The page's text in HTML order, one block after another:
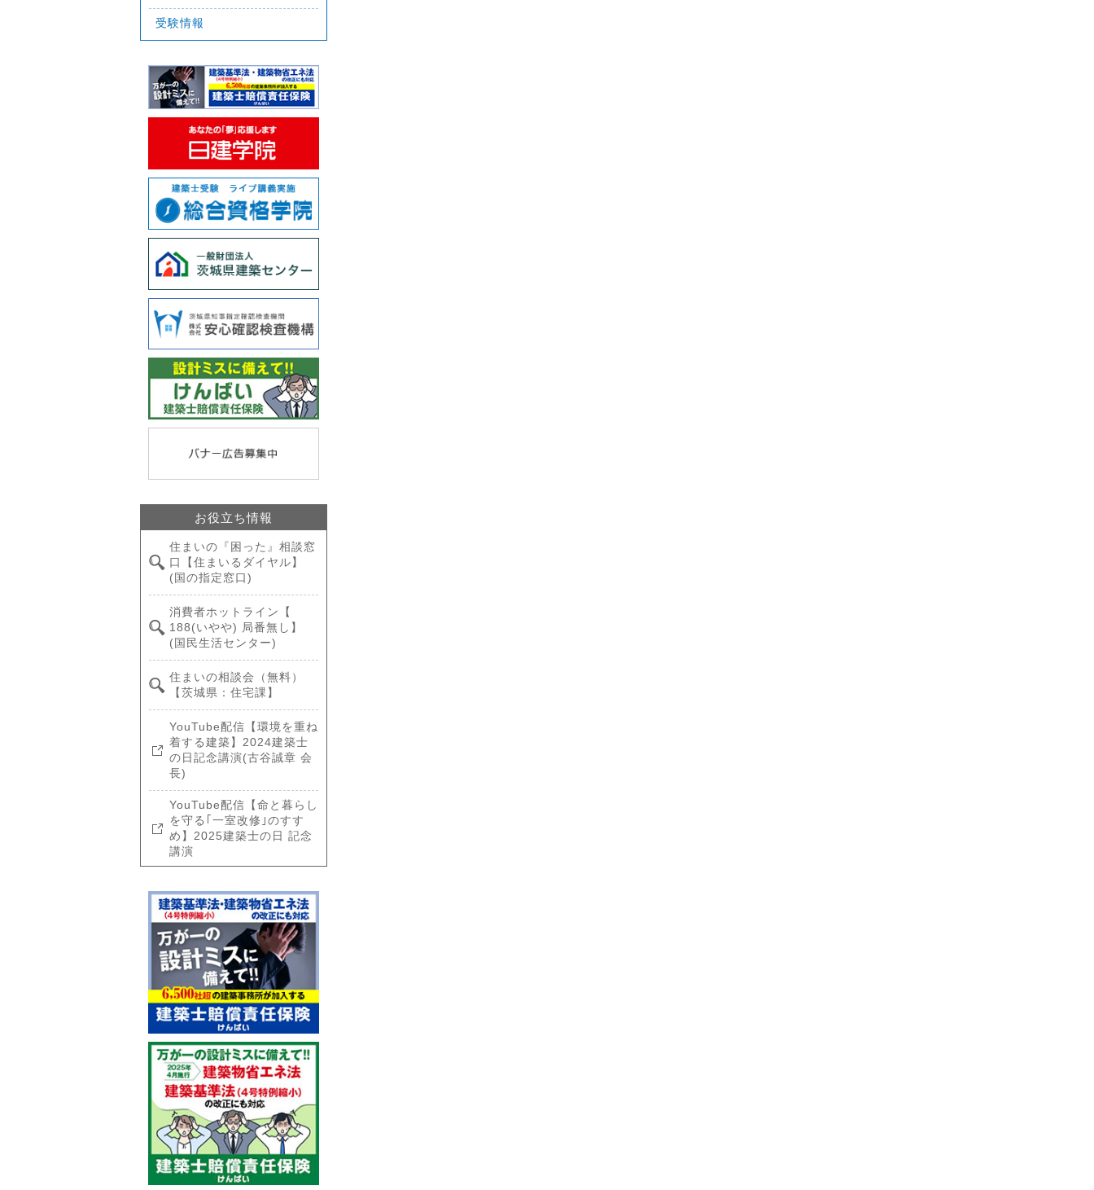
受験情報
お役立ち情報
住まいの『困った』相談窓
口【住まいるダイヤル】
(国の指定窓口)
消費者ホットライン【
188(いやや) 局番無し】
(国民生活センター)
住まいの相談会（無料）
【茨城県：住宅課】
YouTube配信【環境を重ね
着する建築】2024建築士
の日記念講演(古谷誠章 会
長)
YouTube配信【命と暮らし
を守る｢一室改修｣のすす
め】2025建築士の日 記念
講演